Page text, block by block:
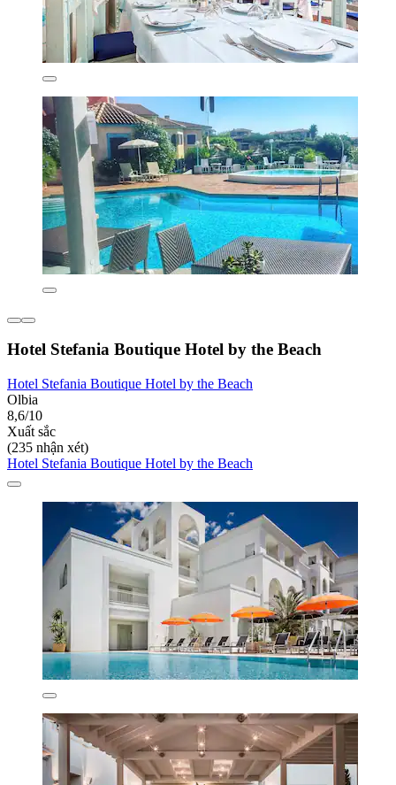
Hotel Stefania Boutique Hotel by the Beach
Hotel Stefania Boutique Hotel by the Beach
Olbia
8,6/10
Xuất sắc
(235 nhận xét)
Hotel Stefania Boutique Hotel by the Beach